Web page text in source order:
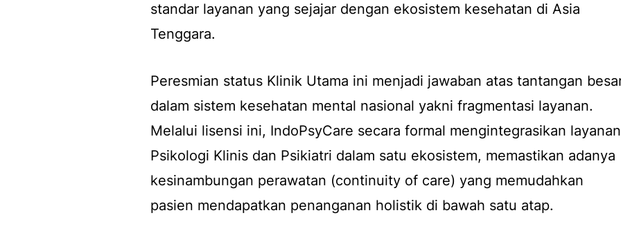
standar layanan yang sejajar dengan ekosistem kesehatan di Asia
Tenggara.
Peresmian status Klinik Utama ini menjadi jawaban atas tantangan
dalam sistem kesehatan mental nasional yakni fragmentasi layanan.
Melalui lisensi ini, IndoPsyCare secara formal mengintegrasikan layanan
Psikologi Klinis dan Psikiatri dalam satu ekosistem, memastikan adanya
kesinambungan perawatan (continuity of care) yang memudahkan
pasien mendapatkan penanganan holistik di bawah satu atap.